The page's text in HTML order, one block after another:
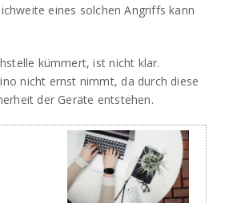
eines solchen Angriffs kann
kümmert, ist nicht klar.
nicht ernst nimmt, da durch diese
der Geräte entstehen.